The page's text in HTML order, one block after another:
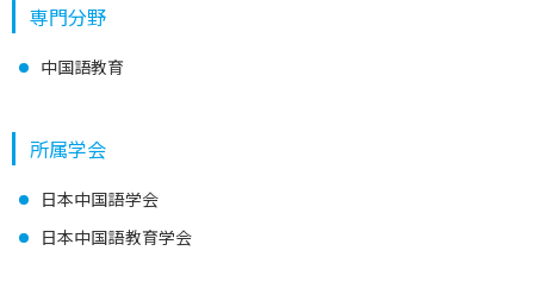
専門分野
中国語教育
所属学会
日本中国語学会
日本中国語教育学会